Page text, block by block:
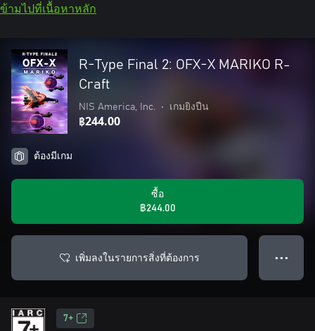
ข้ามไปที่เนื้อหาหลัก
R-Type Final 2: OFX-X MARIKO R-
Craft
NIS America, Inc. • เกมยิงปืน
฿244.00
ต้องมีเกม
ซื้อ
฿244.00
เพิ่มลงในรายการสิ่งที่ต้องการ ● ● ●
7+